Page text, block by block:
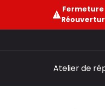
Fermeture
Atelier de